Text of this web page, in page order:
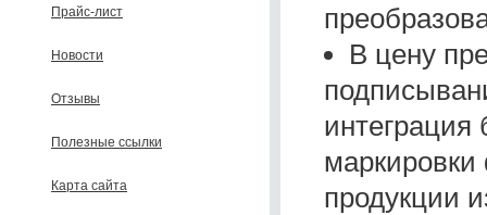
Прайс-лист
Новости
Отзывы
Полезные ссылки
Карта сайта
В цену
интеграция
продукции